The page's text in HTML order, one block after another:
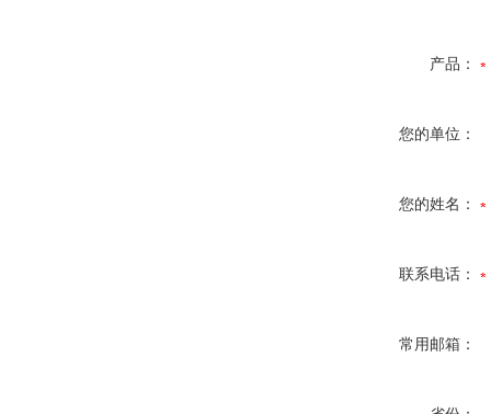
产品：
您的单位：
您的姓名：
联系电话：
常用邮箱：